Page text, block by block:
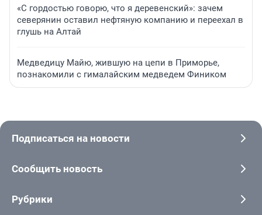
«С гордостью говорю, что я деревенский»: зачем
северянин оставил нефтяную компанию и переехал в
глушь на Алтай
Медведицу Майю, жившую на цепи в Приморье,
познакомили с гималайским медведем Фиником
Подписаться на новости
Сообщить новость
Рубрики